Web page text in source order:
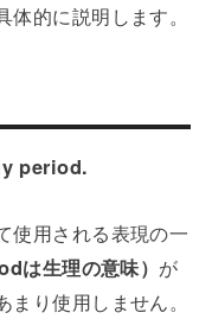
的に説明します。
period.
使用される表現の一
生理の意味） が
り使用しません。